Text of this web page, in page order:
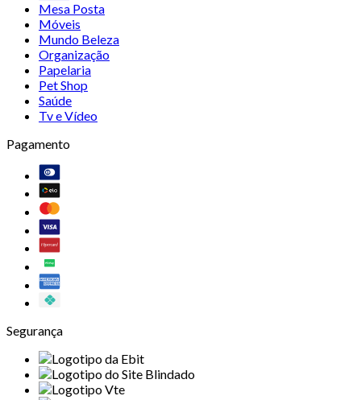
Mesa Posta
Móveis
Mundo Beleza
Organização
Papelaria
Pet Shop
Saúde
Tv e Vídeo
Pagamento
Segurança